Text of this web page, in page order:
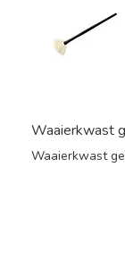
Waaierkwast
Waaierkwast